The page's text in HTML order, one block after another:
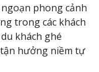
phong cảnh
trong các khách
khách ghé
hưởng niềm tự